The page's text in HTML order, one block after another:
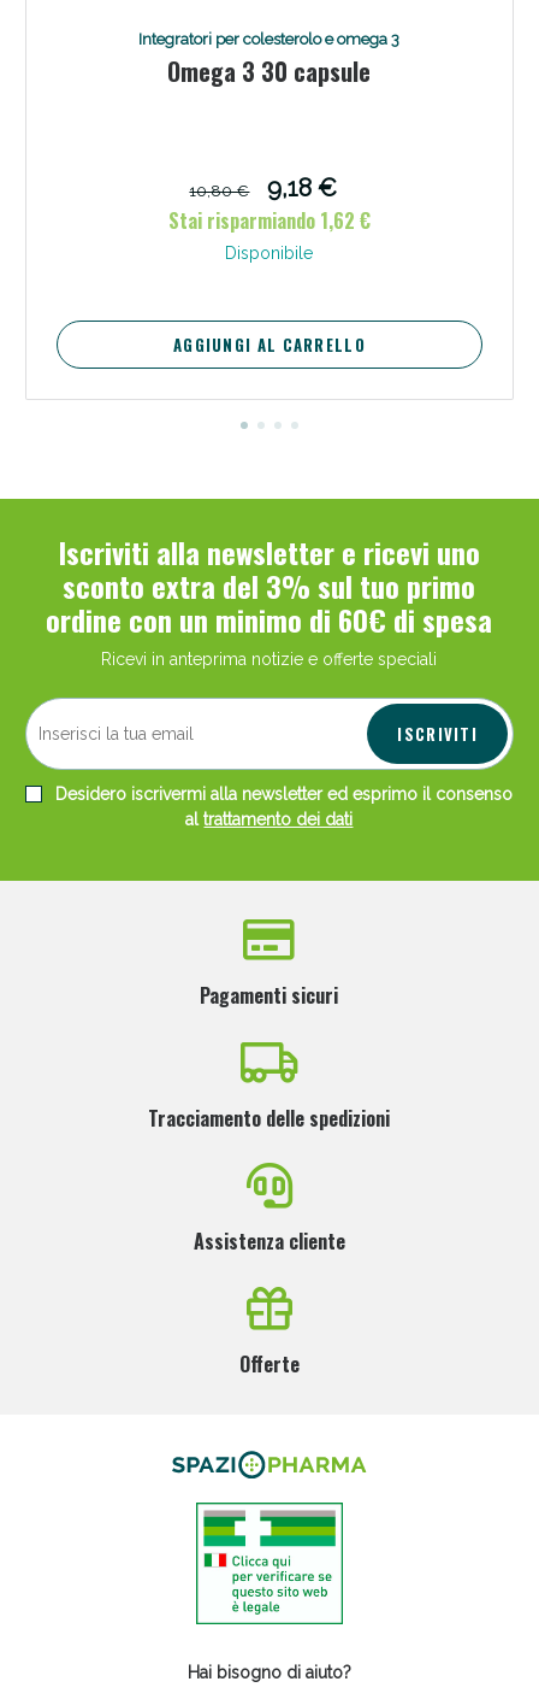
Integratori per colesterolo e omega 3
Omega 3 30 capsule
10,80 €
9,18 €
Stai risparmiando 1,62 €
Disponibile
AGGIUNGI AL CARRELLO
Iscriviti alla newsletter e ricevi uno
sconto extra del 3% sul tuo primo
ordine con un minimo di 60€ di spesa
Ricevi in anteprima notizie e offerte speciali
ISCRIVITI
Desidero iscrivermi alla newsletter ed esprimo il consenso
altrattamento dei dati
Pagamenti sicuri
Tracciamento delle spedizioni
Assistenza cliente
Offerte
Hai bisogno di aiuto?